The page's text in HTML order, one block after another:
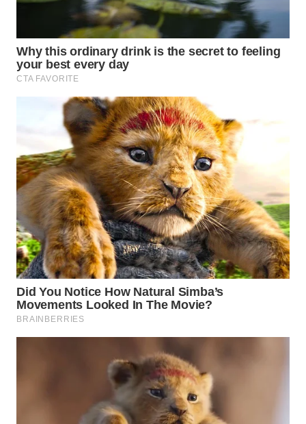
BERKAT
NEWS
BERAMPU
ANUGERAH
NEWS
AKHLAK
ID
PERAPKI
NEWS
SONYA
ASA